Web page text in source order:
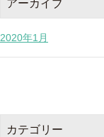
アーカイブ
2020年1月
カテゴリー